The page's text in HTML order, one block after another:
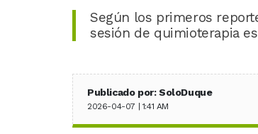
Según los primeros
sesión de quimioterapia
Publicado por: SoloDuque
2026-04-07 | 1:41 AM